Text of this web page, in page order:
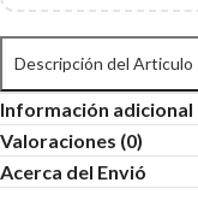
Descripción del Articulo
Información adicional
Valoraciones (0)
Acerca del Envió